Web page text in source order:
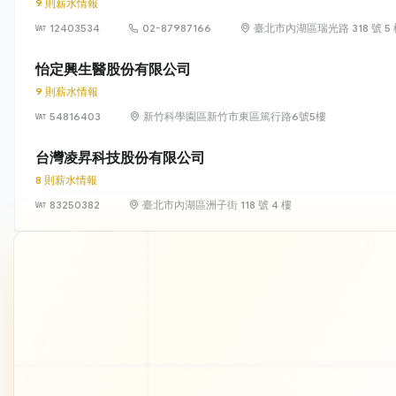
9 則薪水情報
12403534
02-87987166 臺北市內湖區瑞光路 318 號 5
怡定興生醫股份有限公司
9 則薪水情報
54816403
新竹科學園區新竹市東區篤行路6號5樓
台灣凌昇科技股份有限公司
8 則薪水情報
83250382
臺北市內湖區洲子街 118 號 4 樓